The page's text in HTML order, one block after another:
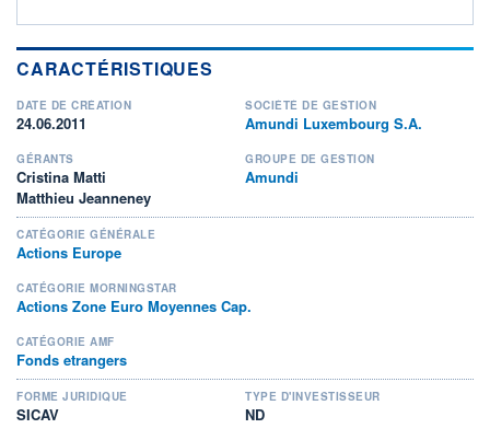
CARACTÉRISTIQUES
DATE DE CRÉATION
24.06.2011
SOCIÉTÉ DE GESTION
Amundi Luxembourg S.A.
GÉRANTS
Cristina Matti
Matthieu Jeanneney
GROUPE DE GESTION
Amundi
CATÉGORIE GÉNÉRALE
Actions Europe
CATÉGORIE MORNINGSTAR
Actions Zone Euro Moyennes Cap.
CATÉGORIE AMF
Fonds etrangers
FORME JURIDIQUE
SICAV
TYPE D'INVESTISSEUR
ND